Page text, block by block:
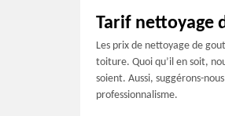
Tarif nettoyage
Les prix de nettoyage de
toiture. Quoi qu’il en soit,
soient. Aussi, suggérons-
professionnalisme.